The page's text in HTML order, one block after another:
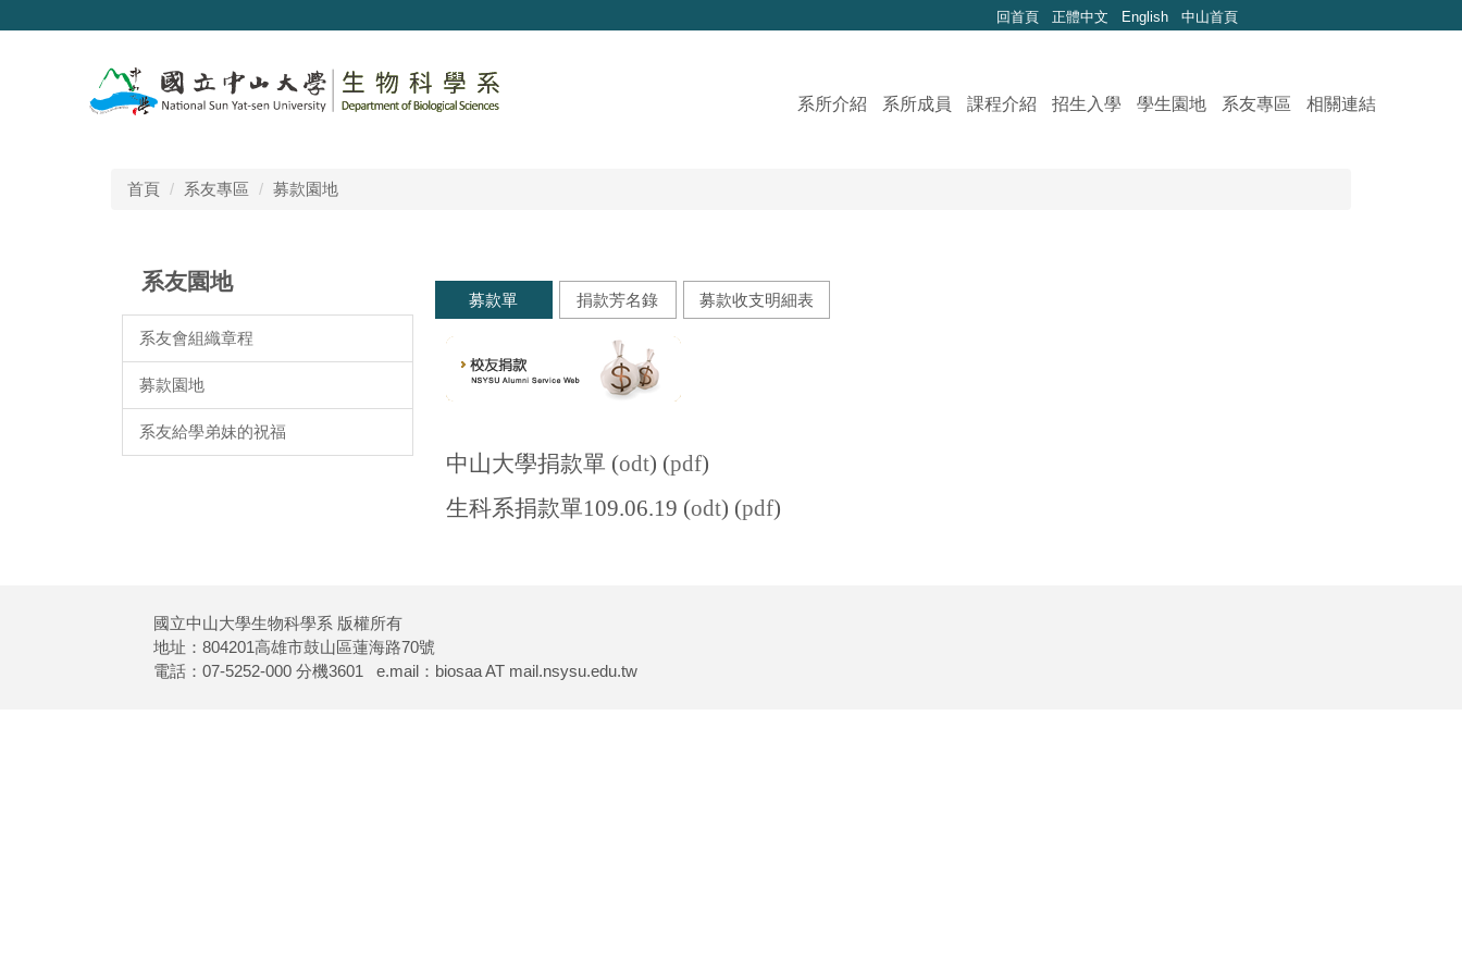
回首頁 正體中文 English 中山首頁
相關連結
系友專區
學生園地
招生入學
課程介紹
系所成員
系所介紹
首頁 系友專區 募款園地
系友園地
系友會組織章程
募款園地
系友給學弟妹的祝福
募款單 捐款芳名錄 募款收支明細表
中山大學捐款單 (odt) (pdf)
生科系捐款單109.06.19 (odt) (pdf)
國立中山大學生物科學系 版權所有
地址：804201高雄市鼓山區蓮海路70號
電話：07-5252-000 分機3601 e.mail：biosaa AT mail.nsysu.edu.tw